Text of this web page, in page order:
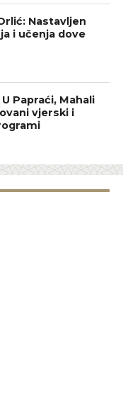
Nastavljen
i učenja dove
Papraći, Mahali
vjerski i